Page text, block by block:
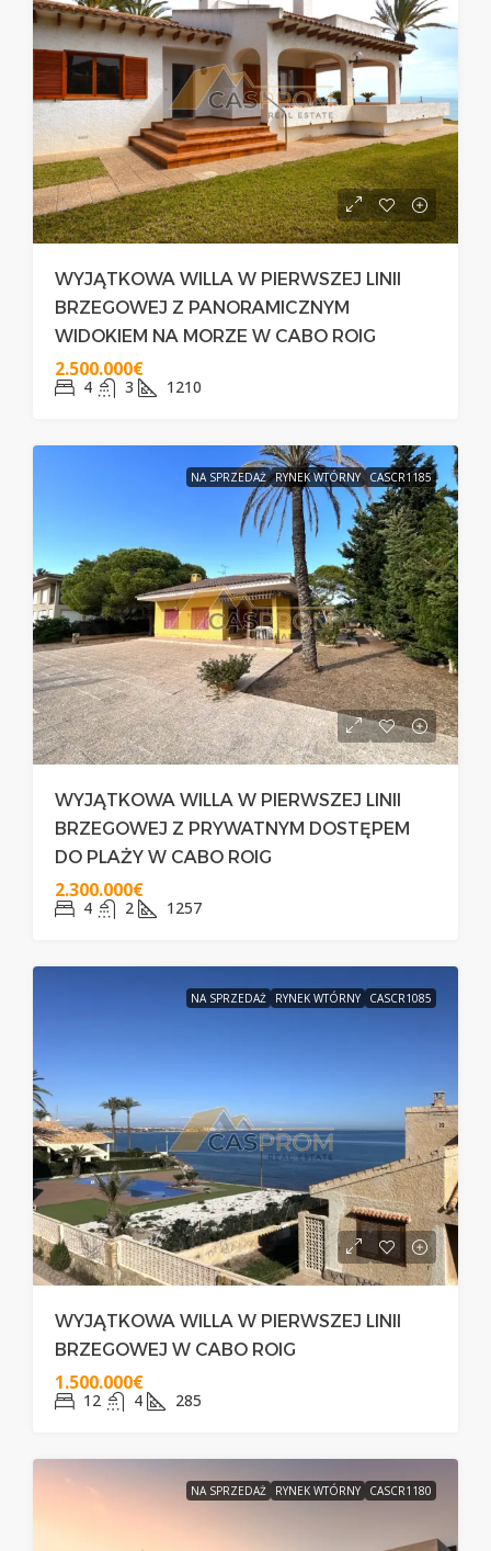
WYJĄTKOWA WILLA W PIERWSZEJ LINII
BRZEGOWEJ Z PANORAMICZNYM
WIDOKIEM NA MORZE W CABO ROIG
2.500.000€
4 3 1210
NA SPRZEDAŻ RYNEK WTÓRNY CASCR1185
WYJĄTKOWA WILLA W PIERWSZEJ LINII
BRZEGOWEJ Z PRYWATNYM DOSTĘPEM
DO PLAŻY W CABO ROIG
2.300.000€
4 2 1257
NA SPRZEDAŻ RYNEK WTÓRNY CASCR1085
WYJĄTKOWA WILLA W PIERWSZEJ LINII
BRZEGOWEJ W CABO ROIG
1.500.000€
12 4 285
NA SPRZEDAŻ RYNEK WTÓRNY CASCR1180